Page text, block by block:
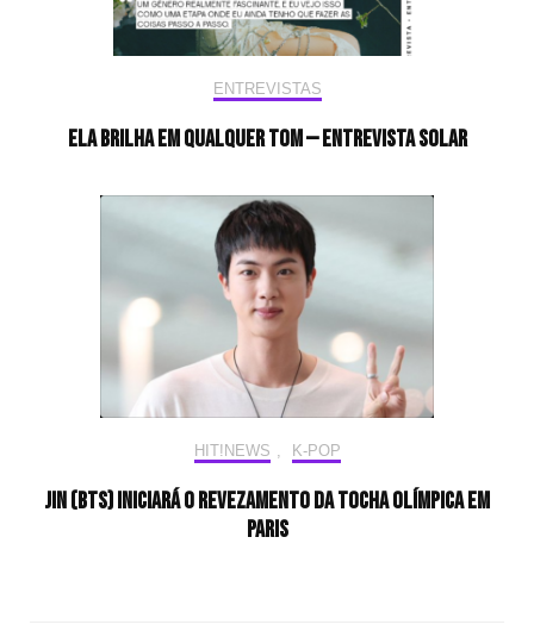
ENTREVISTAS
Ela brilha em qualquer tom — Entrevista Solar
HIT!NEWS K-POP
Jin (BTS) iniciará o revezamento da tocha olímpica em
Paris